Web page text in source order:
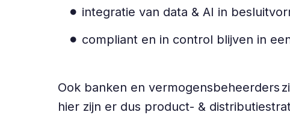
integratie van data & AI in
compliant en in control blijven in
Ook banken en vermogensbeheerders
hier zijn er dus product- &